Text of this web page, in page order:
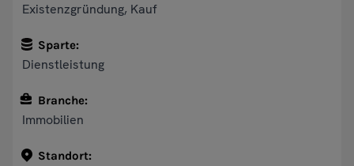
Existenzgründung, Kauf
Sparte:
Dienstleistung
Branche:
Immobilien
Standort: